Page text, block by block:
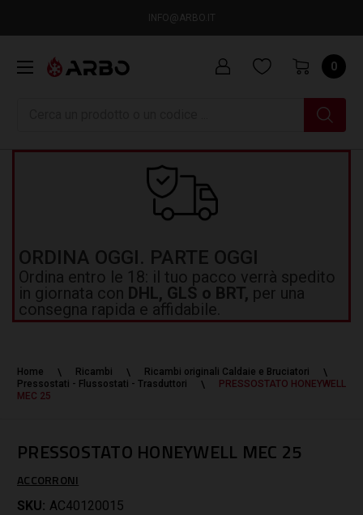
INFO@ARBO.IT
0
ORDINA OGGI. PARTE OGGI
Ordina entro le 18: il tuo pacco verrà spedito
in giornata con DHL, GLS o BRT, per una
consegna rapida e affidabile.
Home Ricambi
Ricambi originali Caldaie e Bruciatori
Pressostati - Flussostati - Trasduttori
PRESSOSTATO HONEYWELL
MEC 25
PRESSOSTATO HONEYWELL MEC 25
ACCORRONI
SKU: AC40120015